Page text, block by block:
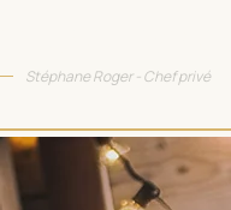
Stéphane Roger - Chef privé